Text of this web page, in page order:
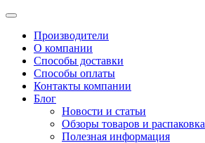
Toggle
navigationПроизводители
О компании
Способы доставки
Способы оплаты
Контакты компании
Блог
Новости и статьи
Обзоры товаров и распаковка
Полезная информация